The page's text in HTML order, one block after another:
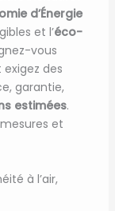
d’Énergie
et l’éco-
vous
exigez des
garantie,
estimées.
et
à l’air,